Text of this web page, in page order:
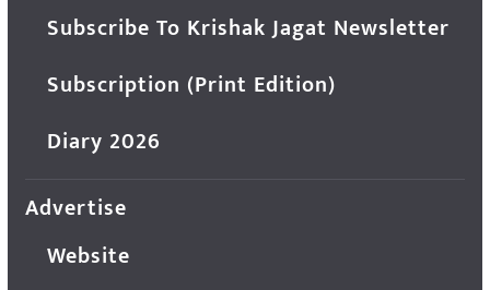
Subscribe To Krishak Jagat Newsletter
Subscription (Print Edition)
Diary 2026
Advertise
Website